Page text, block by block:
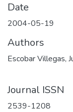
Date
2004-05-19
Authors
Escobar Villegas,
Journal ISSN
2539-1208